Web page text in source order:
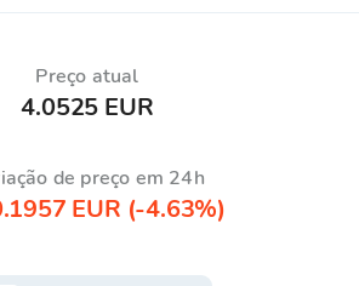
Preço atual
4.0525 EUR
de preço em 24h
EUR (-4.63%)